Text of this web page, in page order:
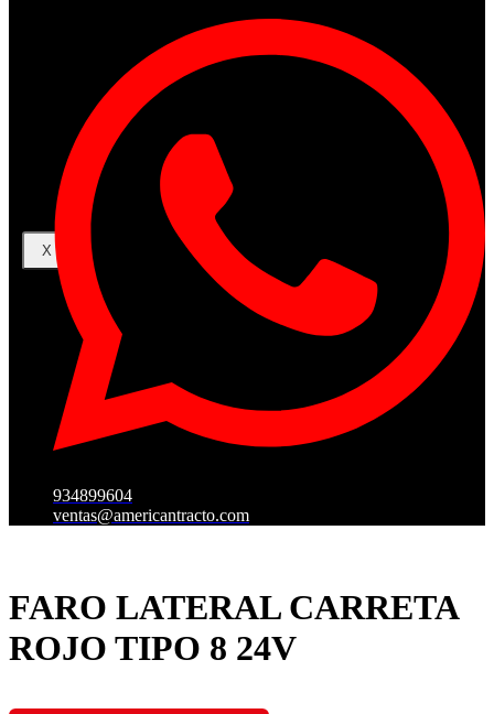
Contacto
Acceder
Iniciar Sesion
Registro
Restablecer la contraseña
X
934899604
ventas@americantracto.com
FARO LATERAL CARRETA
ROJO TIPO 8 24V